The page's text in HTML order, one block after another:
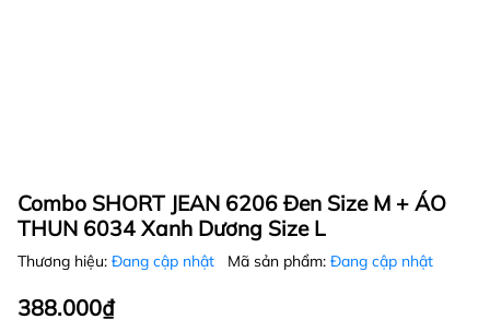
Combo SHORT JEAN 6206 Đen Size M + ÁO
THUN 6034 Xanh Dương Size L
Thương hiệu: Đang cập nhật Mã sản phẩm: Đang cập nhật
388.000₫